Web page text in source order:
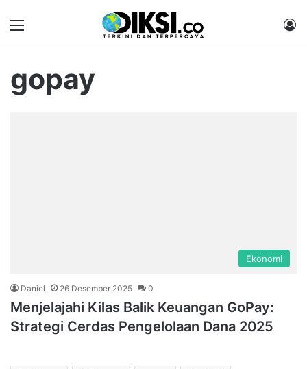
gopay
Ekonomi
Daniel 26 Desember 2025 0
Menjelajahi Kilas Balik Keuangan GoPay:
Strategi Cerdas Pengelolaan Dana 2025